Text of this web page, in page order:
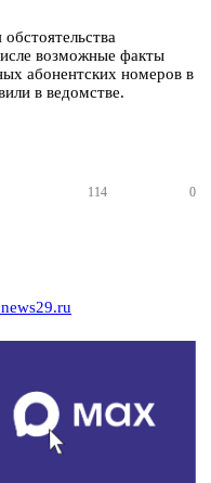
возможные факты
абонентских номеров в
в ведомстве.
114 0